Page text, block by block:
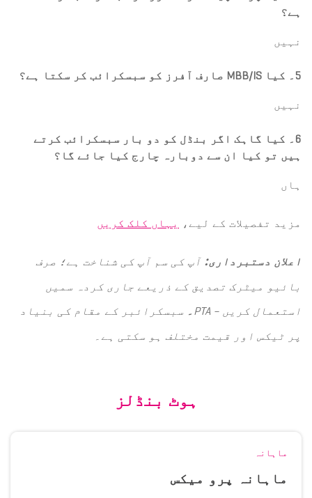
ہے؟
نہیں
5۔ کیا MBB/IS صارف آفرز کو سبسکرائب کر سکتا ہے؟
نہیں
6۔ کیا گاہک اگر بنڈل کو دو بار سبسکرائب کرتے
ہیں تو کیا ان سے دوبارہ چارج کیا جائے گا؟
ہاں
مزید تفصیلات کے لیے، یہاں کلک کریں
اعلان دستبرداری: آپ کی سم آپ کی شناخت ہے؛ صرف
بائیو میٹرک تصدیق کے ذریعے جاری کردہ سمیں
استعمال کریں – PTA
۔ سبسکرائبر کے مقام کی بنیاد
پر ٹیکس اور قیمت مختلف ہو سکتی ہے۔
ہوٹ بنڈلز
ماہانہ
ماہانہ پرو میکس